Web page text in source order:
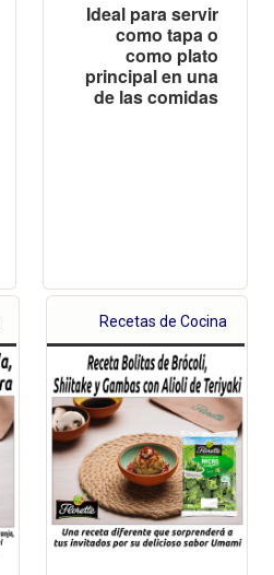
Ideal para servir
como tapa o
como plato
principal en una
de las comidas
Recetas de Cocina